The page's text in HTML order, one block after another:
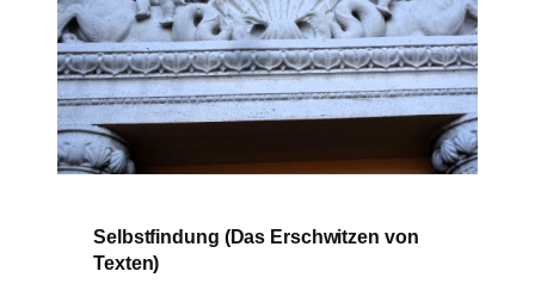
Selbstfindung (Das Erschwitzen von
Texten)